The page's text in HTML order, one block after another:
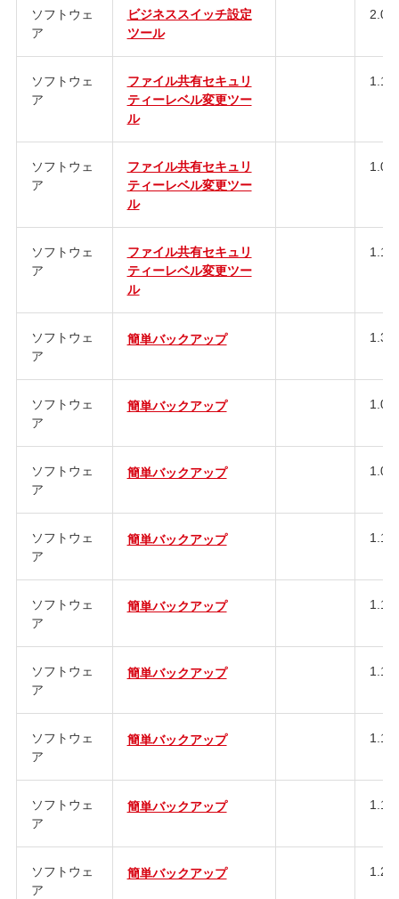
ソフトウェ
ア
ビジネススイッチ設定
ツール
ソフトウェ
ア
ファイル共有セキュリ
ティーレベル変更ツー
ル
1.10
ソフトウェ
ア
ファイル共有セキュリ
ティーレベル変更ツー
ル
1.00
ソフトウェ
ア
ファイル共有セキュリ
ティーレベル変更ツー
ル
1.12
ソフトウェ
ア
簡単バックアップ 1.35
ソフトウェ
ア
簡単バックアップ 1.00
ソフトウェ
ア
簡単バックアップ 1.01
ソフトウェ
ア
簡単バックアップ 1.10
ソフトウェ
ア
簡単バックアップ 1.15
ソフトウェ
ア
簡単バックアップ 1.12
ソフトウェ
ア
簡単バックアップ 1.13
ソフトウェ
ア
簡単バックアップ 1.15
ソフトウェ
ア
簡単バックアップ 1.20